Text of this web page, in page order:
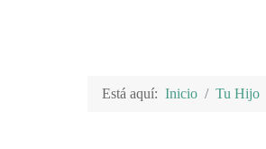
Está aquí: Inicio Tu Hijo